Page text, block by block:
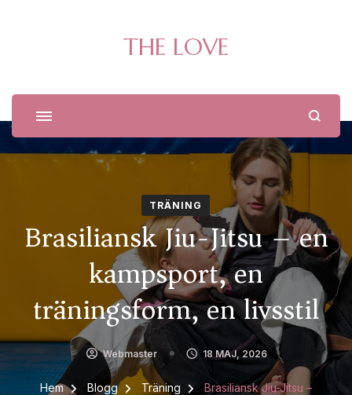
THE LOVE
TRÄNING
Brasiliansk Jiu-Jitsu – en
kampsport, en
träningsform, en livsstil
Webmaster 18 MAJ, 2026
Hem Blogg Träning
Brasiliansk Jiu-Jitsu –